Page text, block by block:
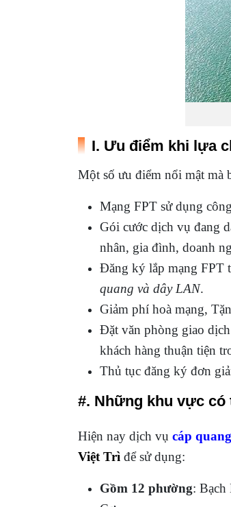
I. Ưu điểm khi lựa
Một số ưu điểm nổi mật mà
Mạng FPT sử dụng
Gói cước dịch vụ đang
nhân, gia đình, doanh
Đăng ký lắp mạng FPT
quang và dây LAN.
Giảm phí hoà mạng,
Đặt văn phòng giao
khách hàng thuận tiện
Thủ tục đăng ký đơn
#. Những khu vực có
Hiện nay dịch vụ cáp
Việt Trì để sử dụng:
Gồm 12 phường: Bạch